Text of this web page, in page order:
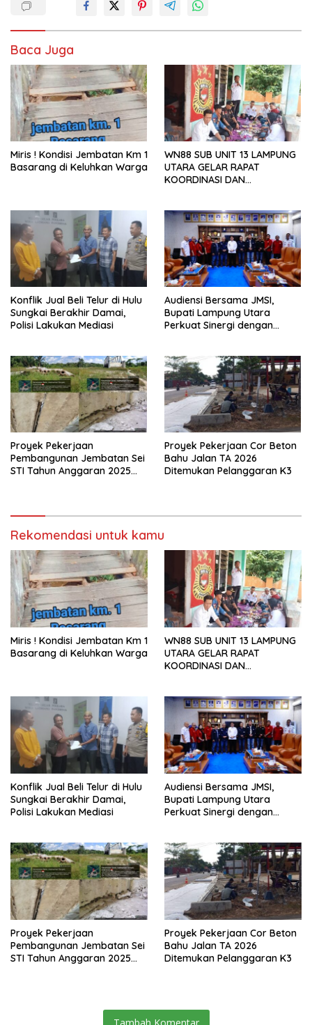
Baca Juga
Miris ! Kondisi Jembatan Km 1
Basarang di Keluhkan Warga
WN88 SUB UNIT 13 LAMPUNG
UTARA GELAR RAPAT
KOORDINASI DAN
Konflik Jual Beli Telur di Hulu
Sungkai Berakhir Damai,
Polisi Lakukan Mediasi
Audiensi Bersama JMSI,
Bupati Lampung Utara
Perkuat Sinergi dengan
Proyek Pekerjaan
Pembangunan Jembatan Sei
STI Tahun Anggaran 2025
Proyek Pekerjaan Cor Beton
Bahu Jalan TA 2026
Ditemukan Pelanggaran K3
Rekomendasi untuk kamu
Miris ! Kondisi Jembatan Km 1
Basarang di Keluhkan Warga
WN88 SUB UNIT 13 LAMPUNG
UTARA GELAR RAPAT
KOORDINASI DAN
Konflik Jual Beli Telur di Hulu
Sungkai Berakhir Damai,
Polisi Lakukan Mediasi
Audiensi Bersama JMSI,
Bupati Lampung Utara
Perkuat Sinergi dengan
Proyek Pekerjaan
Pembangunan Jembatan Sei
STI Tahun Anggaran 2025
Proyek Pekerjaan Cor Beton
Bahu Jalan TA 2026
Ditemukan Pelanggaran K3